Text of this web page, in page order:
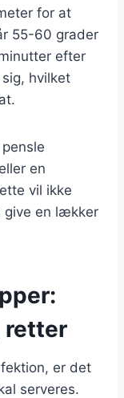
for at
55-60 grader
efter
hvilket
en
vil ikke
give en lækker
retter
er det
serveres.